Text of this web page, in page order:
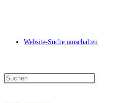
Website-Suche umschalten